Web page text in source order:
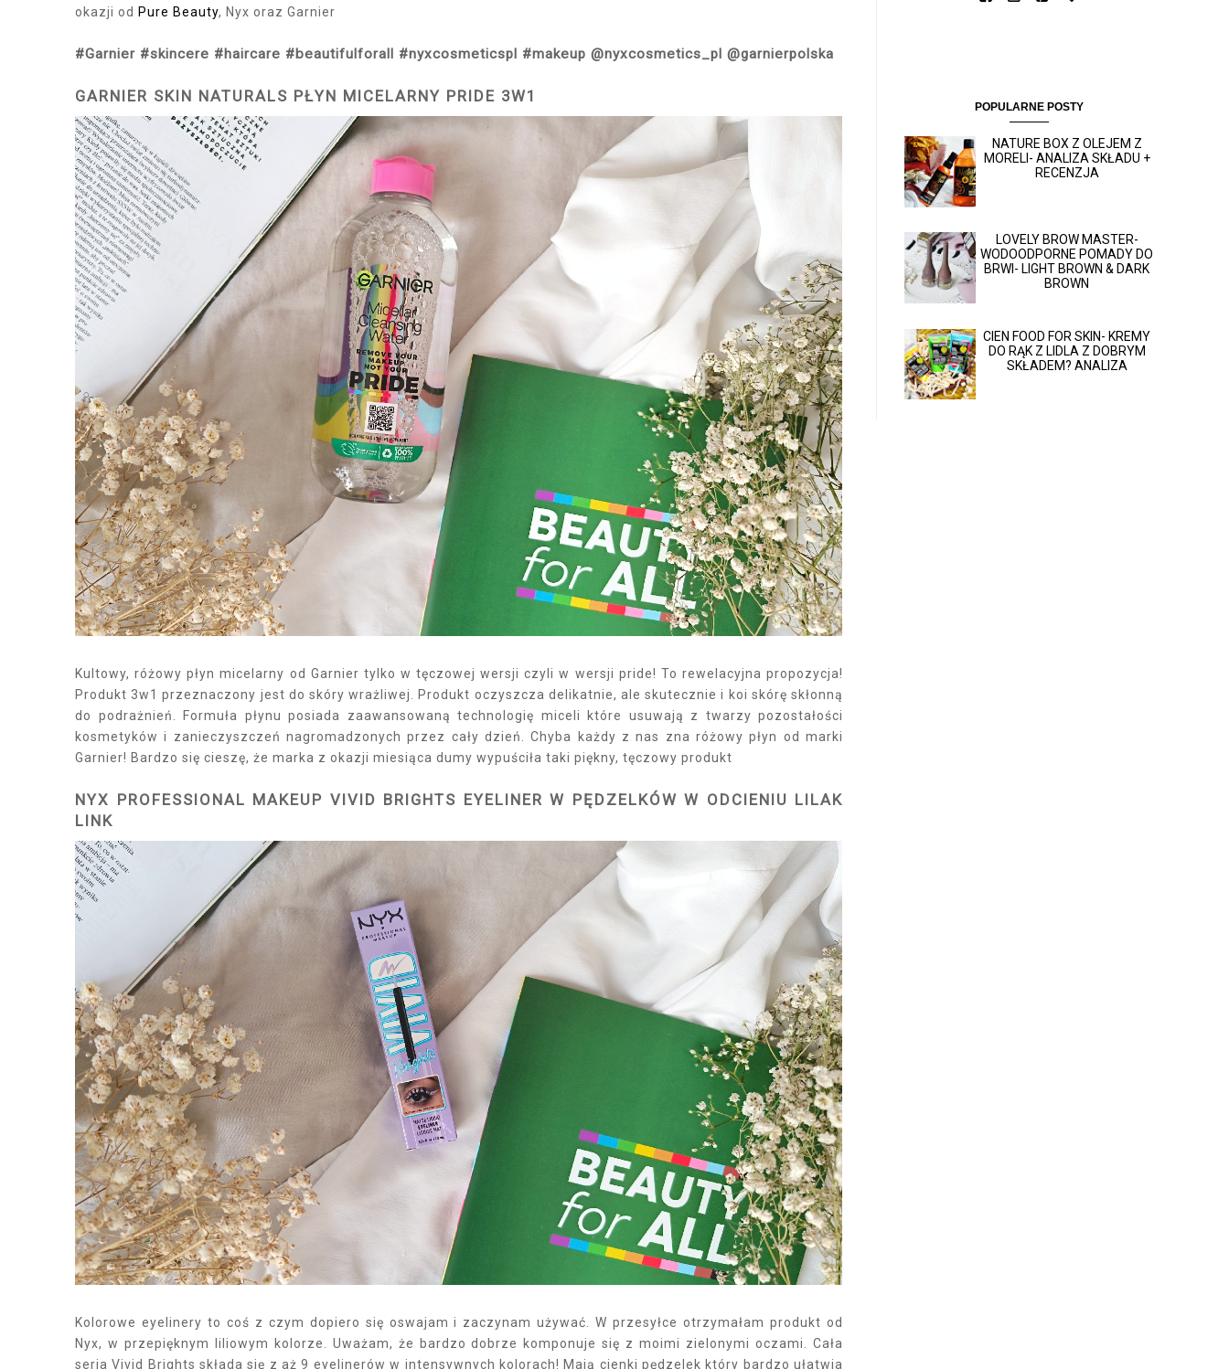
okazji od Pure Beauty, Nyx oraz Garnier
#Garnier #skincere #haircare #beautifulforall #nyxcosmeticspl #makeup @nyxcosmetics_pl @garnierpolska
GARNIER SKIN NATURALS PŁYN MICELARNY PRIDE 3W1
Kultowy, różowy płyn micelarny od Garnier tylko w tęczowej wersji czyli w wersji pride! To rewelacyjna propozycja!
Produkt 3w1 przeznaczony jest do skóry wrażliwej. Produkt oczyszcza delikatnie, ale skutecznie i koi skórę skłonną
do podrażnień. Formuła płynu posiada zaawansowaną technologię miceli które usuwają z twarzy pozostałości
kosmetyków i zanieczyszczeń nagromadzonych przez cały dzień. Chyba każdy z nas zna różowy płyn od marki
Garnier! Bardzo się cieszę, że marka z okazji miesiąca dumy wypuściła taki piękny, tęczowy produkt
NYX PROFESSIONAL MAKEUP VIVID BRIGHTS EYELINER W PĘDZELKÓW W ODCIENIU LILAK
LINK
Kolorowe eyelinery to coś z czym dopiero się oswajam i zaczynam używać. W przesyłce otrzymałam produkt od
Nyx, w przepięknym liliowym kolorze. Uważam, że bardzo dobrze komponuje się z moimi zielonymi oczami. Cała
seria Vivid Brights składa się z aż 9 eyelinerów w intensywnych kolorach! Mają cienki pędzelek który bardzo ułatwia
POPULARNE POSTY
NATURE BOX Z OLEJEM Z
MORELI- ANALIZA SKŁADU +
RECENZJA
LOVELY BROW MASTER-
WODOODPORNE POMADY DO
BRWI- LIGHT BROWN & DARK
BROWN
CIEN FOOD FOR SKIN- KREMY
DO RĄK Z LIDLA Z DOBRYM
SKŁADEM? ANALIZA